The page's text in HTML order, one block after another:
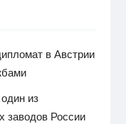
в Австрии
из
заводов России